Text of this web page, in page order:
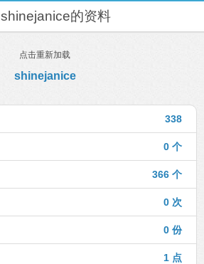
shinejanice的资料
点击重新加载
shinejanice
338
0 个
366 个
0 次
0 份
1 点